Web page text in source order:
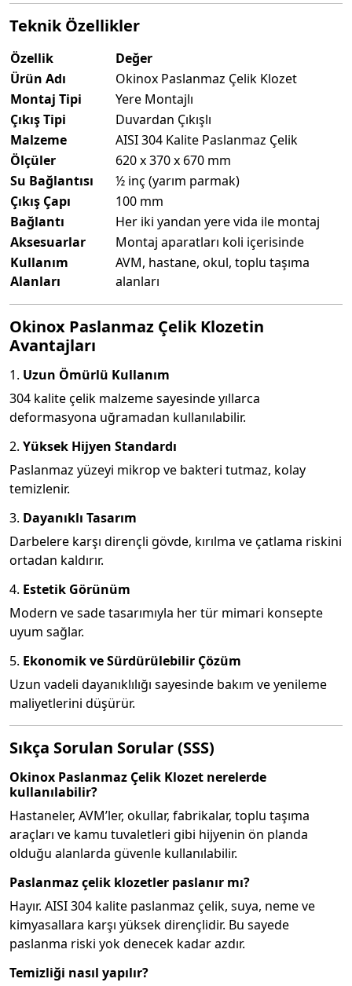
Teknik Özellikler
Özellik
Değer
Ürün Adı
Okinox Paslanmaz Çelik Klozet
Montaj Tipi
Yere Montajlı
Çıkış Tipi
Duvardan Çıkışlı
Malzeme
AISI 304 Kalite Paslanmaz Çelik
Ölçüler
620 x 370 x 670 mm
Su Bağlantısı
½ inç (yarım parmak)
Çıkış Çapı
100 mm
Bağlantı
Her iki yandan yere vida ile montaj
Aksesuarlar
Montaj aparatları koli içerisinde
Kullanım
Alanları
AVM, hastane, okul, toplu taşıma
alanları
Okinox Paslanmaz Çelik Klozetin
Avantajları
1. Uzun Ömürlü Kullanım
304 kalite çelik malzeme sayesinde yıllarca
deformasyona uğramadan kullanılabilir.
2. Yüksek Hijyen Standardı
Paslanmaz yüzeyi mikrop ve bakteri tutmaz, kolay
temizlenir.
3. Dayanıklı Tasarım
Darbelere karşı dirençli gövde, kırılma ve çatlama riskini
ortadan kaldırır.
4. Estetik Görünüm
Modern ve sade tasarımıyla her tür mimari konsepte
uyum sağlar.
5. Ekonomik ve Sürdürülebilir Çözüm
Uzun vadeli dayanıklılığı sayesinde bakım ve yenileme
maliyetlerini düşürür.
Sıkça Sorulan Sorular (SSS)
Okinox Paslanmaz Çelik Klozet nerelerde
kullanılabilir?
Hastaneler, AVM’ler, okullar, fabrikalar, toplu taşıma
araçları ve kamu tuvaletleri gibi hijyenin ön planda
olduğu alanlarda güvenle kullanılabilir.
Paslanmaz çelik klozetler paslanır mı?
Hayır. AISI 304 kalite paslanmaz çelik, suya, neme ve
kimyasallara karşı yüksek dirençlidir. Bu sayede
paslanma riski yok denecek kadar azdır.
Temizliği nasıl yapılır?